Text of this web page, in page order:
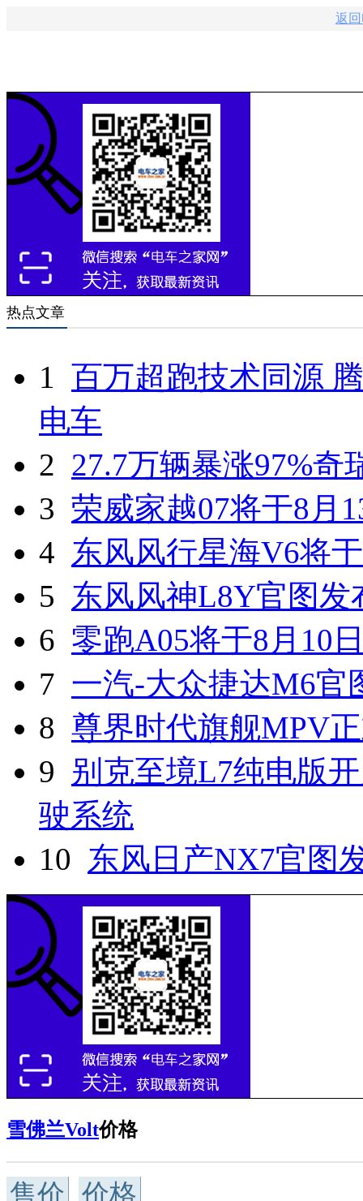
返
热点文章
1 百万超跑技术同源
电车
2 27.7万辆暴涨97%奇
3 荣威家越07将于8月
4 东风风行星海V6将
5 东风风神L8Y官图发
6 零跑A05将于8月10
7 一汽-大众捷达M6官
8 尊界时代旗舰MPV
9 别克至境L7纯电版
驶系统
10 东风日产NX7官图
雪佛兰Volt价格
售价 价格